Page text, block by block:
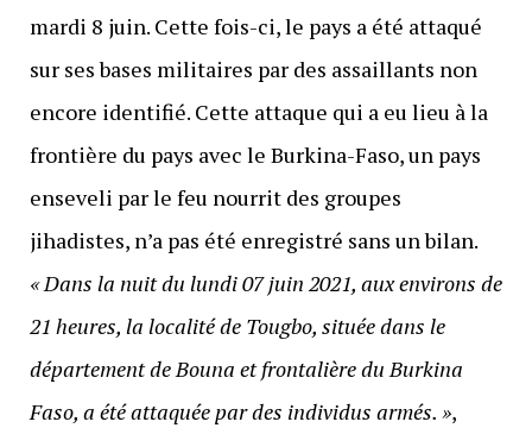
mardi 8 juin. Cette fois-ci, le pays a été attaqué
sur ses bases militaires par des assaillants non
encore identifié. Cette attaque qui a eu lieu à la
frontière du pays avec le Burkina-Faso, un pays
enseveli par le feu nourrit des groupes
jihadistes, n’a pas été enregistré sans un bilan.
« Dans la nuit du lundi 07 juin 2021, aux environs de
21 heures, la localité de Tougbo, située dans le
département de Bouna et frontalière du Burkina
Faso, a été attaquée par des individus armés. »,